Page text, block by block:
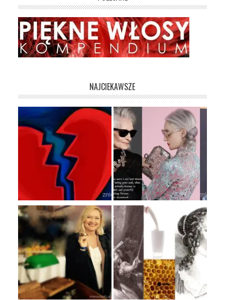
NAJCIEKAWSZE